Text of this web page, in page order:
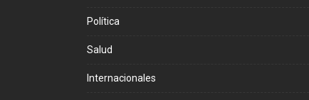
Política
Salud
Internacionales